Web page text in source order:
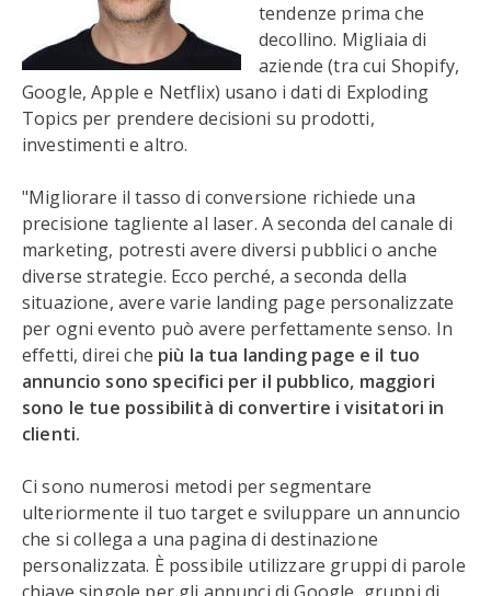
tendenze prima che
decollino. Migliaia di
aziende (tra cui Shopify,
Google, Apple e Netflix) usano i dati di Exploding
Topics per prendere decisioni su prodotti,
investimenti e altro.
"Migliorare il tasso di conversione richiede una
precisione tagliente al laser. A seconda del canale di
marketing, potresti avere diversi pubblici o anche
diverse strategie. Ecco perché, a seconda della
situazione, avere varie landing page personalizzate
per ogni evento può avere perfettamente senso. In
effetti, direi che più la tua landing page e il tuo
annuncio sono specifici per il pubblico, maggiori
sono le tue possibilità di convertire i visitatori in
clienti.
Ci sono numerosi metodi per segmentare
ulteriormente il tuo target e sviluppare un annuncio
che si collega a una pagina di destinazione
personalizzata. È possibile utilizzare gruppi di parole